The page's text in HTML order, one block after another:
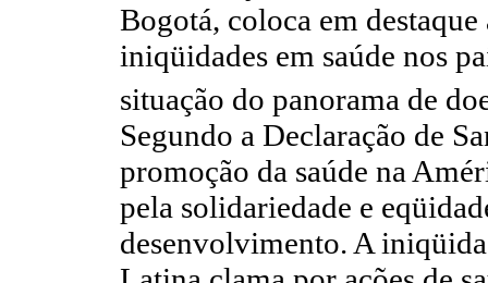
Bogotá, coloca em destaque
iniqüidades em saúde nos
situação do panorama de
Segundo a Declaração de
promoção da saúde na
pela solidariedade e
desenvolvimento. A